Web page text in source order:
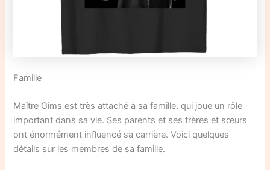
Famille
Maître Gims est très attaché à sa famille, qui joue un rôle
important dans sa vie. Ses parents et ses frères et sœurs
ont énormément influencé sa carrière. Voici quelques
détails sur les membres de sa famille.